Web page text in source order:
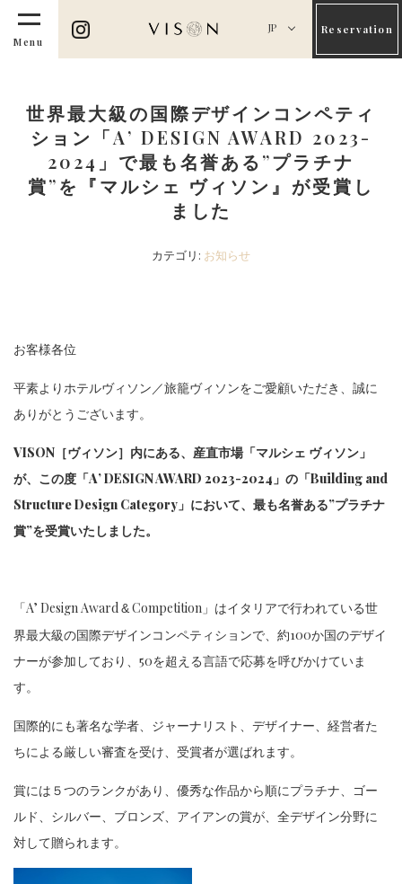
JP
Menu
Reservation
世界最大級の国際デザインコンペティ
ション「A’ DESIGN AWARD 2023-
2024」で最も名誉ある”プラチナ
賞”を『マルシェ ヴィソン』が受賞し
ました
カテゴリ: お知らせ
お客様各位
平素よりホテルヴィソン／旅籠ヴィソンをご愛顧いただき、誠に
ありがとうございます。
VISON［ヴィソン］内にある、産直市場「マルシェ ヴィソン」
が、この度「A’ DESIGN AWARD 2023-2024」の「Building and
Structure Design Category」において、最も名誉ある”プラチナ
賞”を受賞いたしました。
「A’ Design Award&Competition」はイタリアで行われている世
界最大級の国際デザインコンペティションで、約100か国のデザイ
ナーが参加しており、50を超える言語で応募を呼びかけていま
す。
国際的にも著名な学者、ジャーナリスト、デザイナー、経営者た
ちによる厳しい審査を受け、受賞者が選ばれます。
賞には５つのランクがあり、優秀な作品から順にプラチナ、ゴー
ルド、シルバー、ブロンズ、アイアンの賞が、全デザイン分野に
対して贈られます。